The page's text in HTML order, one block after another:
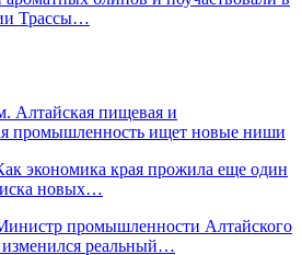
Трассы…
Алтайская пищевая и
промышленность ищет новые ниши
экономика края прожила еще один
новых…
промышленности Алтайского
реальный…